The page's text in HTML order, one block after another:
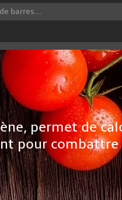
permet de
pour